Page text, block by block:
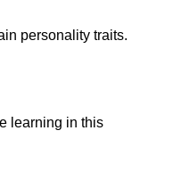
personality traits.
learning in this